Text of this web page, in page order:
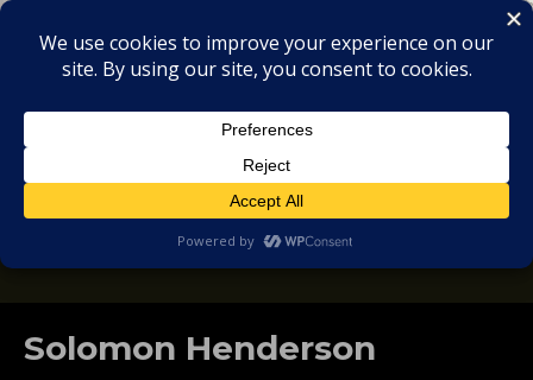
MIX
COLLECTORS
SOULFUL, DEEP HOUSE & GARAGE - MUSIC
Solomon Henderson